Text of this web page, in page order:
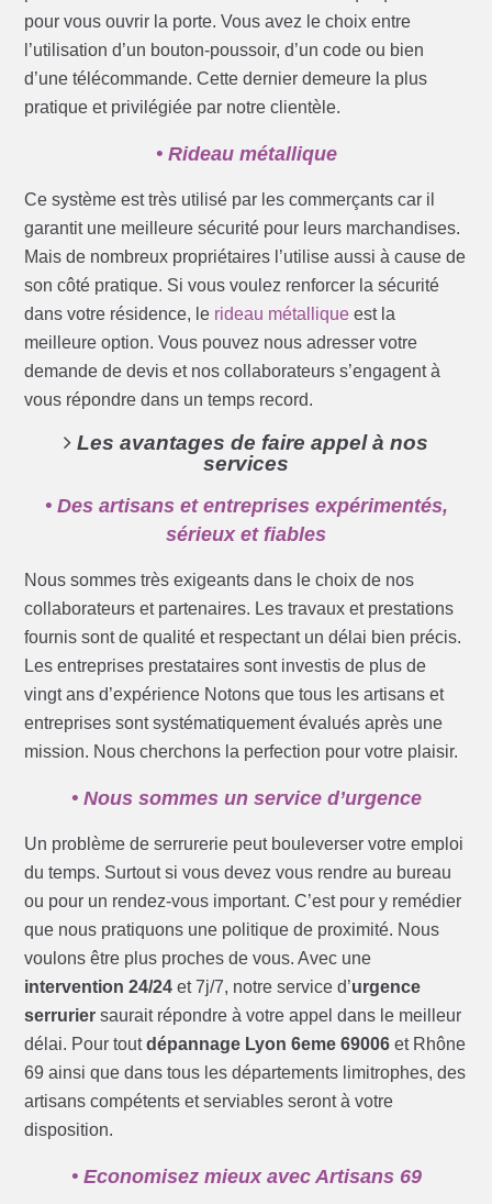
pour vous ouvrir la porte. Vous avez le choix entre
l’utilisation d’un bouton-poussoir, d’un code ou bien
d’une télécommande. Cette dernier demeure la plus
pratique et privilégiée par notre clientèle.
• Rideau métallique
Ce système est très utilisé par les commerçants car il
garantit une meilleure sécurité pour leurs marchandises.
Mais de nombreux propriétaires l’utilise aussi à cause de
son côté pratique. Si vous voulez renforcer la sécurité
dans votre résidence, le rideau métallique est la
meilleure option. Vous pouvez nous adresser votre
demande de devis et nos collaborateurs s’engagent à
vous répondre dans un temps record.
Les avantages de faire appel à nos
services
• Des artisans et entreprises expérimentés,
sérieux et fiables
Nous sommes très exigeants dans le choix de nos
collaborateurs et partenaires. Les travaux et prestations
fournis sont de qualité et respectant un délai bien précis.
Les entreprises prestataires sont investis de plus de
vingt ans d’expérience Notons que tous les artisans et
entreprises sont systématiquement évalués après une
mission. Nous cherchons la perfection pour votre plaisir.
• Nous sommes un service d’urgence
Un problème de serrurerie peut bouleverser votre emploi
du temps. Surtout si vous devez vous rendre au bureau
ou pour un rendez-vous important. C’est pour y remédier
que nous pratiquons une politique de proximité. Nous
voulons être plus proches de vous. Avec une
intervention 24/24 et 7j/7, notre service d’urgence
serrurier saurait répondre à votre appel dans le meilleur
délai. Pour toutdépannage Lyon 6eme 69006 et Rhône
69 ainsi que dans tous les départements limitrophes, des
artisans compétents et serviables seront à votre
disposition.
• Economisez mieux avec Artisans 69